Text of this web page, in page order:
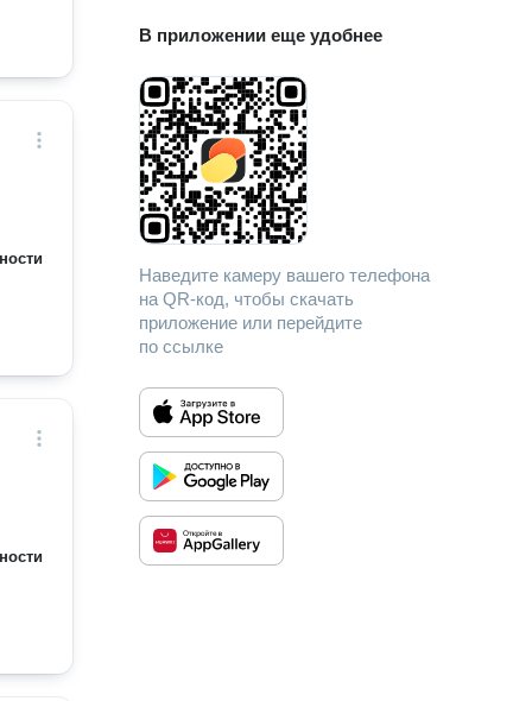
В приложении еще удобнее
Наведите камеру вашего телефона
на QR-код, чтобы скачать
приложение или перейдите
по ссылке